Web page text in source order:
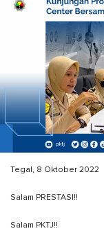
Tegal, 8 Oktober 2022
Salam PRESTASI!!
Salam PKTJ!!